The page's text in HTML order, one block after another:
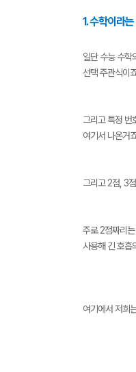
1. 수학이라
일단 수능 수
선택 주관식이
그리고 특정 번
여기서 나온거
그리고 2점, 3
주로 2점짜리
사용해 긴 호흡
여기에서 저희